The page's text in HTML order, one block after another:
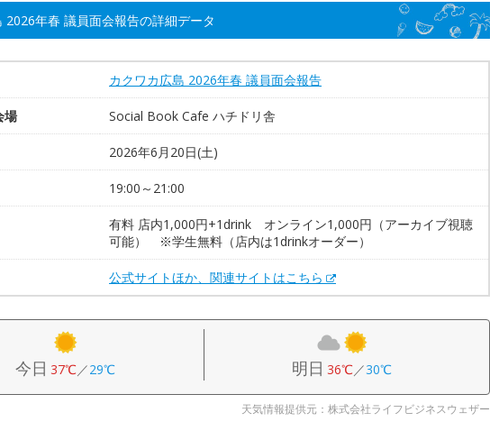
2026年春 議員面会報告の詳細データ
カクワカ広島 2026年春 議員面会報告
場 Social Book Cafe ハチドリ舎
2026年6月20日(土)
19:00～21:00
有料 店内1,000円+1drink オンライン1,000円（アーカイブ視聴
可能） ※学生無料（店内は1drinkオーダー）
公式サイトほか、関連サイトはこちら
今日 37℃／29℃ 明日 36℃／30℃
天気情報提供元：株式会社ライフビジネスウェザー